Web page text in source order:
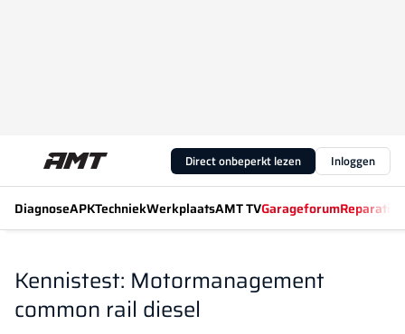
Direct onbeperkt lezen Inloggen
DiagnoseAPKTechniekWerkplaatsAMT TVGarageforum
Kennistest: Motormanagement
common rail diesel